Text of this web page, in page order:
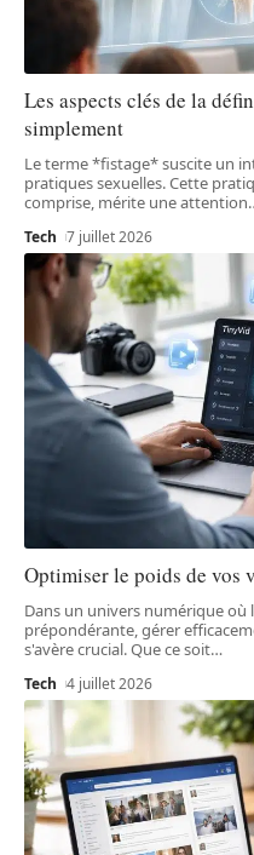
Les aspects clés de la
simplement
Le terme *fistage* suscite un
pratiques sexuelles. Cette
comprise, mérite une attention
Tech 7 juillet 2026
Optimiser le poids de vos
Dans un univers numérique où
prépondérante, gérer
s'avère crucial. Que ce soit…
Tech 4 juillet 2026